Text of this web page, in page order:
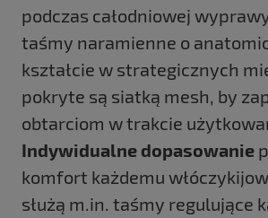
podczas całodniowej
taśmy naramienne o
kształcie w strategicznych
pokryte są siatką mesh, by
obtarciom w trakcie
Indywidualne dopasowanie
komfort każdemu
służą m.in. taśmy regulujące